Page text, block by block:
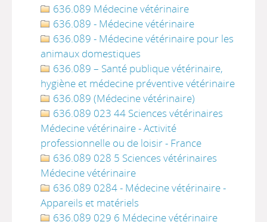
636.089 Médecine vétérinaire
636.089 - Médecine vétérinaire
636.089 - Médecine vétérinaire pour les
animaux domestiques
636.089 – Santé publique vétérinaire,
hygiène et médecine préventive vétérinaire
636.089 (Médecine vétérinaire)
636.089 023 44 Sciences vétérinaires
Médecine vétérinaire - Activité
professionnelle ou de loisir - France
636.089 028 5 Sciences vétérinaires
Médecine vétérinaire
636.089 0284 - Médecine vétérinaire -
Appareils et matériels
636.089 029 6 Médecine vétérinaire